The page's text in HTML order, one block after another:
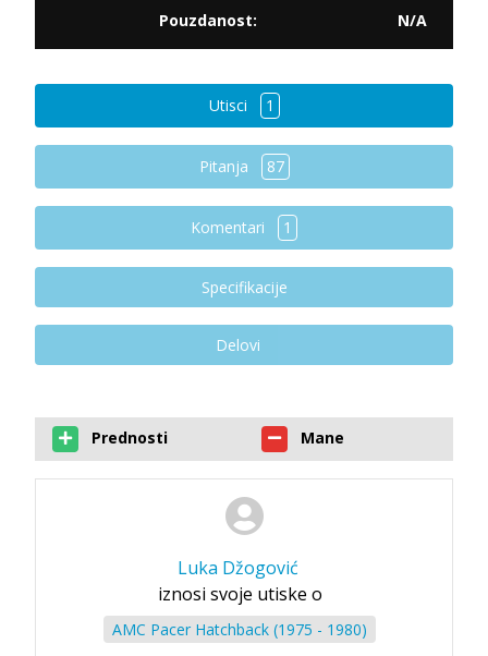
Pouzdanost:
N/A
Utisci 1
Pitanja 87
Komentari 1
Specifikacije
Delovi
Prednosti Mane
Luka Džogović
iznosi svoje utiske o
AMC Pacer Hatchback (1975 - 1980)